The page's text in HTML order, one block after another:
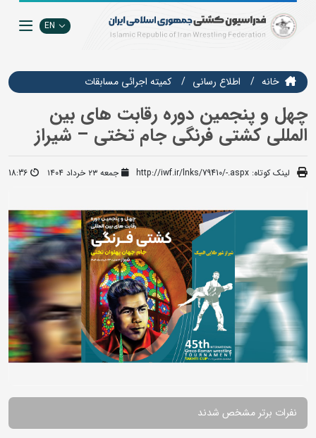
EN
خانه اطلاع رسانی كميته اجرائي مسابقات
چهل و پنجمین دوره رقابت های بین
المللی کشتی فرنگی جام تختی – شیراز
لینک کوتاه: http://iwf.ir/lnks/79410/-.aspx جمعه ۲۳ خرداد ۱۴۰۴ 18:36
نفرات برتر مشخص شدند